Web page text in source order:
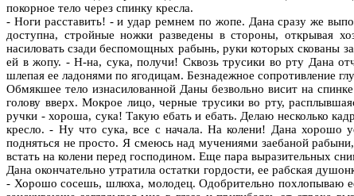
покорное тело через спинку кресла.
- Ноги расставить! - и удар ремнем по жопе. Дана сразу же
доступна, стройные ножки разведены в стороны, открывая
насиловать сзади беспомощных рабынь, руки которых скованы
ей в жопу. - Н-на, сука, получи! Сквозь трусики во рту Дана
шлепая ее ладонями по ягодицам. Безнадежное сопротивление
Обмякшее тело изнасилованной Даны безвольно висит на
голову вверх. Мокрое лицо, черные трусики во рту,
ручки - хороша, сука! Такую ебать и ебать. Делаю несколько
кресло. - Ну что сука, все с начала. На колени! Дана хорошо
подняться не просто. Я смеюсь над мучениями заебаной
встать на колени перед господином. Еще пара выразительных
Дана окончательно утратила остатки гордости, ее рабская
- Хорошо сосешь, шлюха, молодец. Одобрительно похлопываю